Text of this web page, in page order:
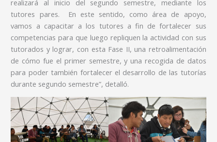
realizará al inicio del segundo semestre, mediante los
tutores pares. En este sentido, como área de apoyo,
vamos a capacitar a los tutores a fin de fortalecer sus
competencias para que luego repliquen la actividad con sus
tutorados y lograr, con esta Fase II, una retroalimentación
de cómo fue el primer semestre, y una recogida de datos
para poder también fortalecer el desarrollo de las tutorías
durante segundo semestre”, detalló.